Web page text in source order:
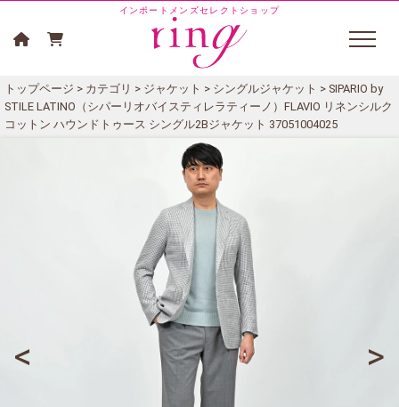
インポートメンズセレクトショップ
トップページ > カテゴリ > ジャケット > シングルジャケット > SIPARIO by
STILE LATINO（シパーリオバイスティレラティーノ）FLAVIO リネンシルク
コットン ハウンドトゥース シングル2Bジャケット 37051004025